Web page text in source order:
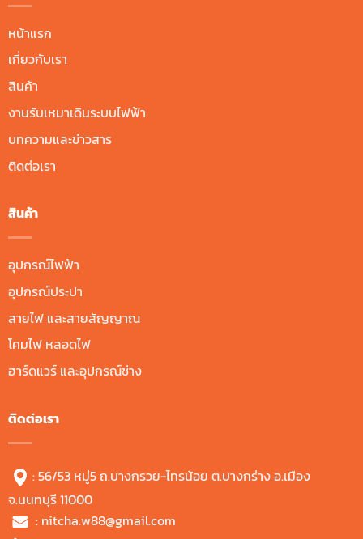
หน้าแรก
เกี่ยวกับเรา
สินค้า
งานรับเหมาเดินระบบไฟฟ้า
บทความและข่าวสาร
ติดต่อเรา
สินค้า
อุปกรณ์ไฟฟ้า
อุปกรณ์ประปา
สายไฟ และสายสัญญาณ
โคมไฟ หลอดไฟ
ฮาร์ดแวร์ และอุปกรณ์ช่าง
ติดต่อเรา
: 56/53 หมู่5 ถ.บางกรวย-ไทรน้อย ต.บางกร่าง อ.เมือง
จ.นนทบุรี 11000
: nitcha.w88@gmail.com